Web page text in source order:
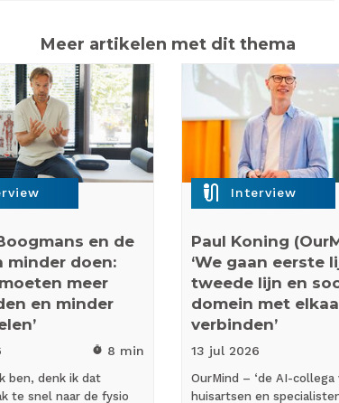
Meer artikelen met dit thema
en de
minder doen:
moeten meer
en minder
timer 8 min
ben, denk ik dat
te snel naar de fysio
mic_external_on Interview
Paul Koning
‘We gaan eerste
tweede lijn en
domein met
verbinden’
13 jul 2026
OurMind – ‘de AI-collega
huisartsen en